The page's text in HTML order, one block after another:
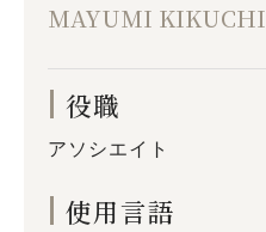
MAYUMI KIKUCHI
役職
アソシエイト
使用言語